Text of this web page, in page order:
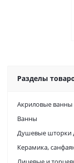
Разделы
Акриловые ванны
Ванны
Душевые шторки
Керамикa,